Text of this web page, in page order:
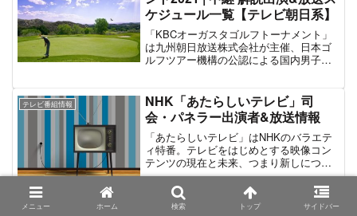
ケジュール一覧【テレビ朝日系】
「KBCオーガスタゴルフトーナメント」
は九州朝日放送株式会社が主催、日本ゴ
ルフツアー機構の公認による国内男子プ
て第1回が開催。以降も現在に渡って継続
されている。これまでにダイワや久光製
薬、RIZAPなど様々な企業が特別協賛し
ている。最新の大会は2021年8月26日～8
月29日「Sansan KBCオーガスタゴルフ
トーナメント2021」。賞金総額1億円、優
勝賞金2000万円、参加総数144名。72ホ
ールストロークプレーで福岡県糸島市の
「芥屋ゴルフ倶楽部」にて計4日間に渡っ
て開催される。テレビ放送は主催となる
テレビ番組情報
NHK「あたらしいテレビ」司
会・パネラー出演者&放送情報
「あたらしいテレビ」はNHKのバラエテ
ィ特番。テレビをはじめとする映像コン
テンツの現在と未来、つまり新しについ
て出演者が語り合うトーク番組である。
2020年5月10日に第1弾を放送。その後
は、毎年1月1日の正月特番として放送さ
メニュー ホーム 検索 トップ サイドバー